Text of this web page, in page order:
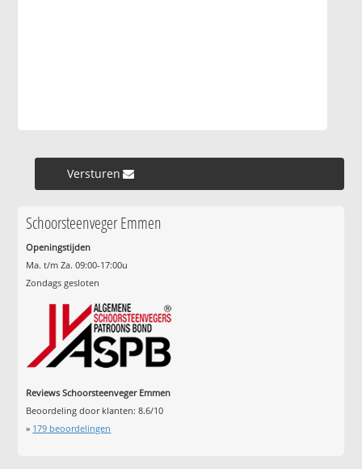
Versturen »
Schoorsteenveger Emmen
Openingstijden
Ma. t/m Za. 09:00-17:00u
Zondags gesloten
Reviews Schoorsteenveger Emmen
Beoordeling door klanten:8.6/10
» 179 beoordelingen